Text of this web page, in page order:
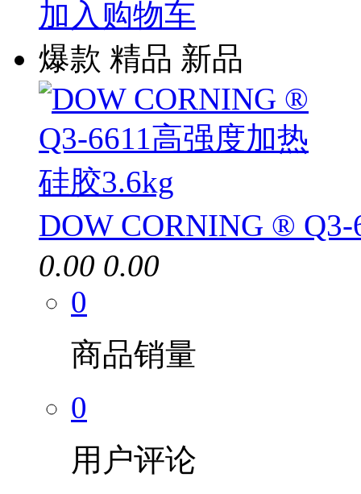
加入购物车
爆款 精品 新品
DOW CORNING ®
0.00 0.00
0
商品销量
0
用户评论